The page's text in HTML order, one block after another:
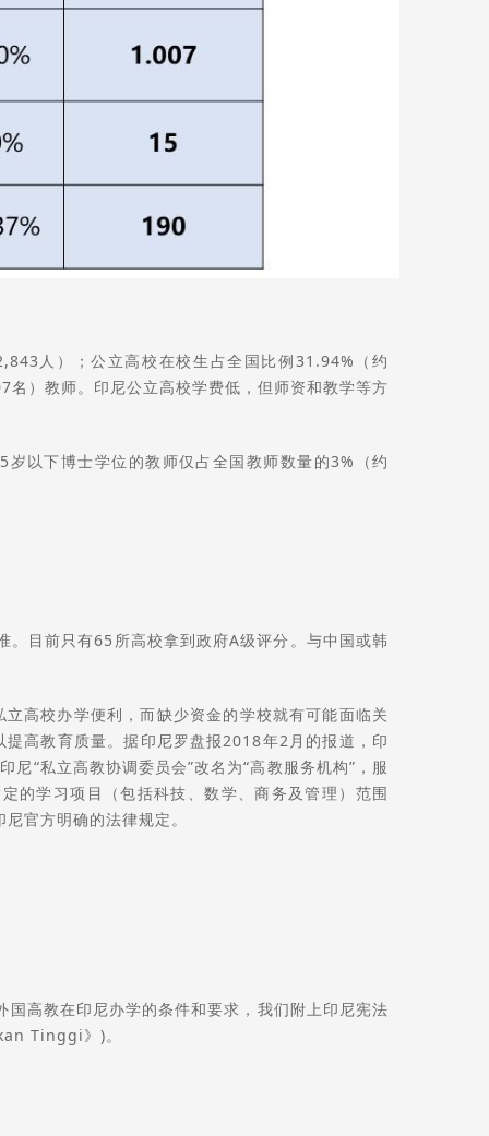
人）；公立高校在校生占全国比例31.94%（约
）教师。印尼公立高校学费低，但师资和教学等方
以下博士学位的教师仅占全国教师数量的3%（约
目前只有65所高校拿到政府A级评分。与中国或韩
高校办学便利，而缺少资金的学校就有可能面临关
高教育质量。据印尼罗盘报2018年2月的报道，印
“私立高教协调委员会”改名为“高教服务机构”，服
的学习项目（包括科技、数学、商务及管理）范围
官方明确的法律规定。
高教在印尼办学的条件和要求，我们附上印尼宪法
Tinggi》)。